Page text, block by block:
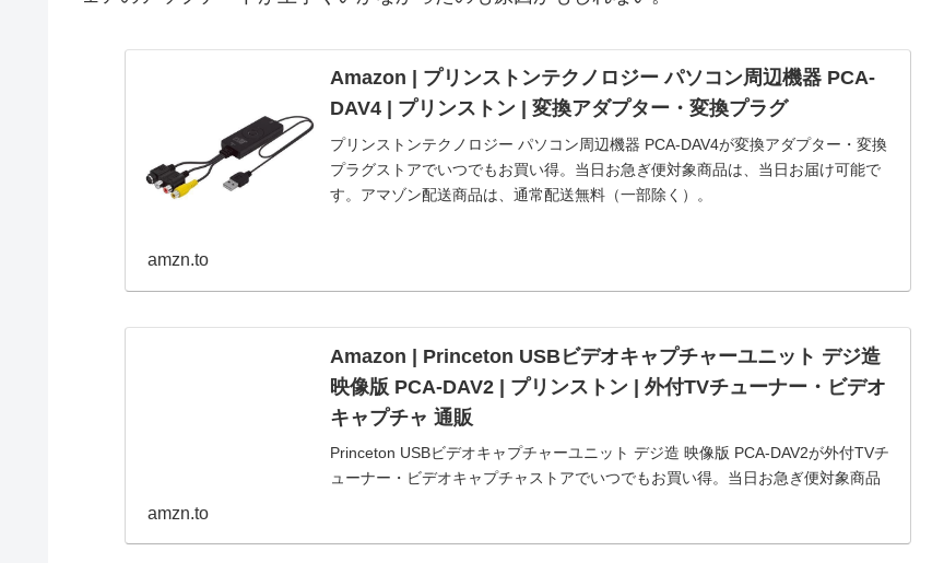
Amazon | プリンストンテクノロジー パソコン周辺機器 PCA-
DAV4 | プリンストン | 変換アダプター・変換プラグ
プリンストンテクノロジー パソコン周辺機器 PCA-DAV4が変換アダプター・変換
プラグストアでいつでもお買い得。当日お急ぎ便対象商品は、当日お届け可能で
す。アマゾン配送商品は、通常配送無料（一部除く）。
amzn.to
Amazon | Princeton USBビデオキャプチャーユニット デジ造
映像版 PCA-DAV2 | プリンストン | 外付TVチューナー・ビデオ
キャプチャ 通販
Princeton USBビデオキャプチャーユニット デジ造 映像版 PCA-DAV2が外付TVチ
ューナー・ビデオキャプチャストアでいつでもお買い得。当日お急ぎ便対象商品
amzn.to